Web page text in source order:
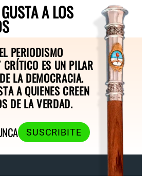
A LOS
PERIODISMO
CRÍTICO ES UN PILAR
LA DEMOCRACIA.
A QUIENES CREEN
DE LA VERDAD.
SUSCRIBITE